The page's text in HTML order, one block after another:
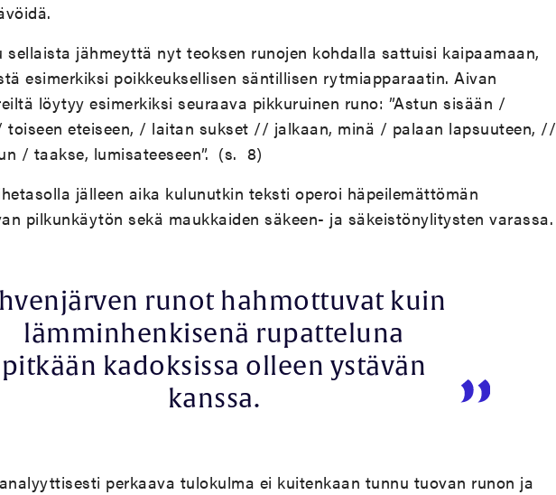
sellaista jähmeyttä nyt teoksen runojen kohdalla sattuisi kaipaamaan,
esimerkiksi poikkeuksellisen säntillisen rytmiapparaatin. Aivan
löytyy esimerkiksi seuraava pikkuruinen runo: ”Astun sisään /
toiseen eteiseen, / laitan sukset // jalkaan, minä / palaan lapsuuteen, //
/ taakse, lumisateeseen”. (s. 8)
jälleen aika kulunutkin teksti operoi häpeilemättömän
pilkunkäytön sekä maukkaiden säkeen- ja säkeistönylitysten varassa.
runot hahmottuvat kuin
lämminhenkisenä rupatteluna
pitkään kadoksissa olleen ystävän
kanssa.
perkaava tulokulma ei kuitenkaan tunnu tuovan runon ja